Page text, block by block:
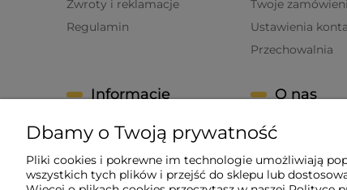
Zwroty i reklamacje
Regulamin
Twoje
Ustawienia konta
Przechowalnia
Informacje
Polityka prywatności
O nas
Kontakt i dane
Blog
O firmie
Dbamy o Twoją prywatność
Pliki cookies i pokrewne im technologie umożliwiają
wszystkich tych plików i przejść do sklepu lub